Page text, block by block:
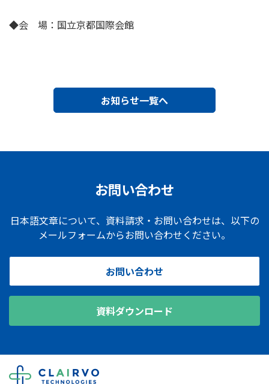
◆会 場：国立京都国際会館
お知らせ一覧へ
お問い合わせ
日本語文章について、資料請求・お問い合わせは、以下の
メールフォームからお問い合わせください。
お問い合わせ
資料ダウンロード